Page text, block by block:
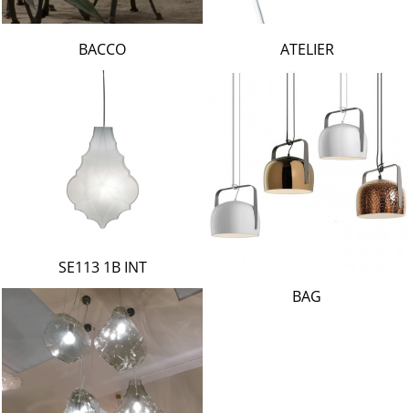
ATELIER
BACCO
BAG
SE113 1B INT